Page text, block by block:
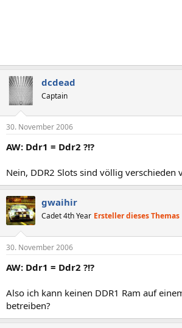
dcdead
Captain
30. November 2006
AW: Ddr1 = Ddr2 ?!?
Nein, DDR2 Slots sind völlig verschieden
gwaihir
Cadet 4th Year Ersteller dieses Themas
30. November 2006
AW: Ddr1 = Ddr2 ?!?
Also ich kann keinen DDR1 Ram auf
betreiben?